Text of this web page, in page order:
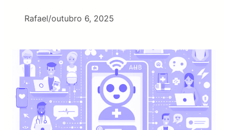
Rafael/outubro 6, 2025